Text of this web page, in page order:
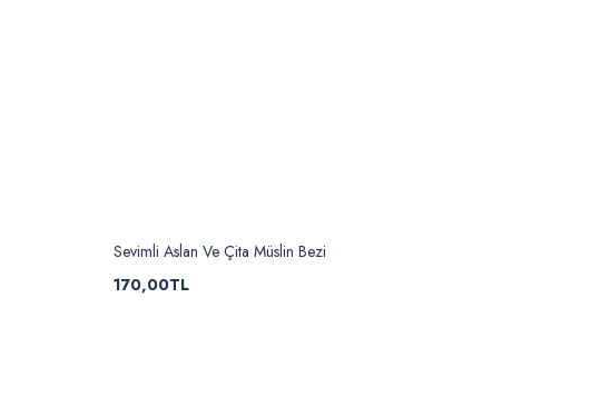
Sevimli Aslan Ve Çita Müslin Bezi
170,00TL